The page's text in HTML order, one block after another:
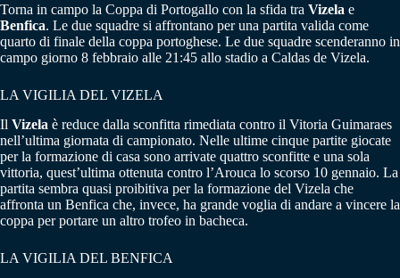
Torna in campo la Coppa di Portogallo con la sfida tra Vizela e
Benfica. Le due squadre si affrontano per una partita valida come
quarto di finale della coppa portoghese. Le due squadre scenderanno in
campo giorno 8 febbraio alle 21:45 allo stadio a Caldas de Vizela.
LA VIGILIA DEL VIZELA
Il Vizela è reduce dalla sconfitta rimediata contro il Vitoria Guimaraes
nell’ultima giornata di campionato. Nelle ultime cinque partite giocate
per la formazione di casa sono arrivate quattro sconfitte e una sola
vittoria, quest’ultima ottenuta contro l’Arouca lo scorso 10 gennaio. La
partita sembra quasi proibitiva per la formazione del Vizela che
affronta un Benfica che, invece, ha grande voglia di andare a vincere la
coppa per portare un altro trofeo in bacheca.
LA VIGILIA DEL BENFICA